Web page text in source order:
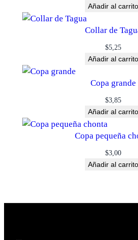
Añadir al carrito
Collar de
$5,25
Añadir al carrito
Copa grande
$3,85
Añadir al carrito
Copa pequeña
$3,00
Añadir al carrito